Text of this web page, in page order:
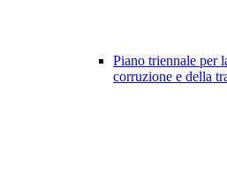
Piano triennale per
corruzione e della